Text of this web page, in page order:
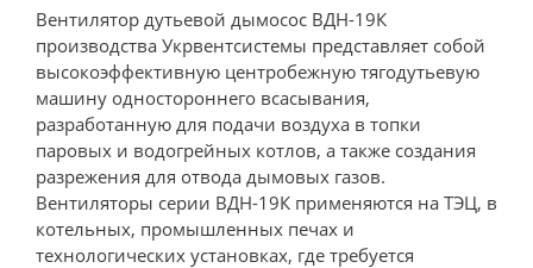
Вентилятор дутьевой дымосос ВДН-19К
производства Укрвентсистемы представляет собой
высокоэффективную центробежную тягодутьевую
машину одностороннего всасывания,
разработанную для подачи воздуха в топки
паровых и водогрейных котлов, а также создания
разрежения для отвода дымовых газов.
Вентиляторы серии ВДН-19К применяются на ТЭЦ, в
котельных, промышленных печах и
технологических установках, где требуется